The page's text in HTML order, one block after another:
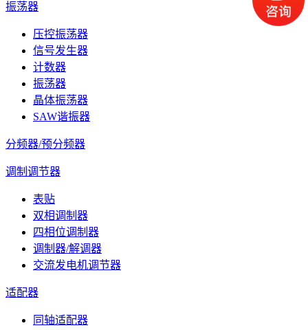
振荡器
压控振荡器
信号发生器
计数器
振荡器
晶体振荡器
SAW谐振器
分频器/预分频器
调制调节器
表贴
双相调制器
四相位调制器
调制器/解调器
交流发电机调节器
适配器
同轴适配器